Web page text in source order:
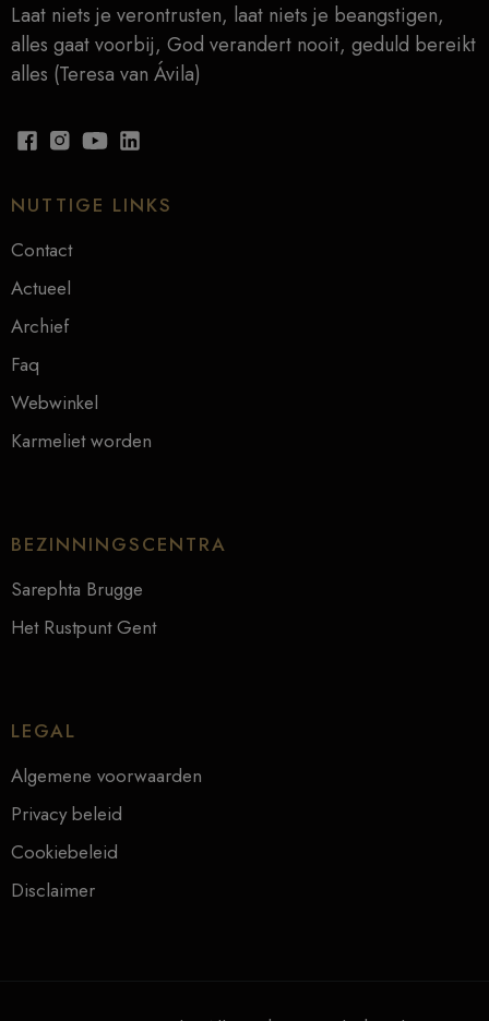
Laat niets je verontrusten, laat niets je beangstigen,
alles gaat voorbij, God verandert nooit, geduld bereikt
alles (Teresa van Ávila)
NUTTIGE LINKS
Contact
Actueel
Archief
Faq
Webwinkel
Karmeliet worden
BEZINNINGSCENTRA
Sarephta Brugge
Het Rustpunt Gent
LEGAL
Algemene voorwaarden
Privacy beleid
Cookiebeleid
Disclaimer